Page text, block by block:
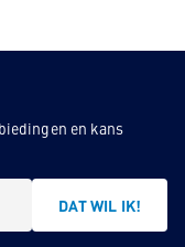
en kans
DAT WIL IK!